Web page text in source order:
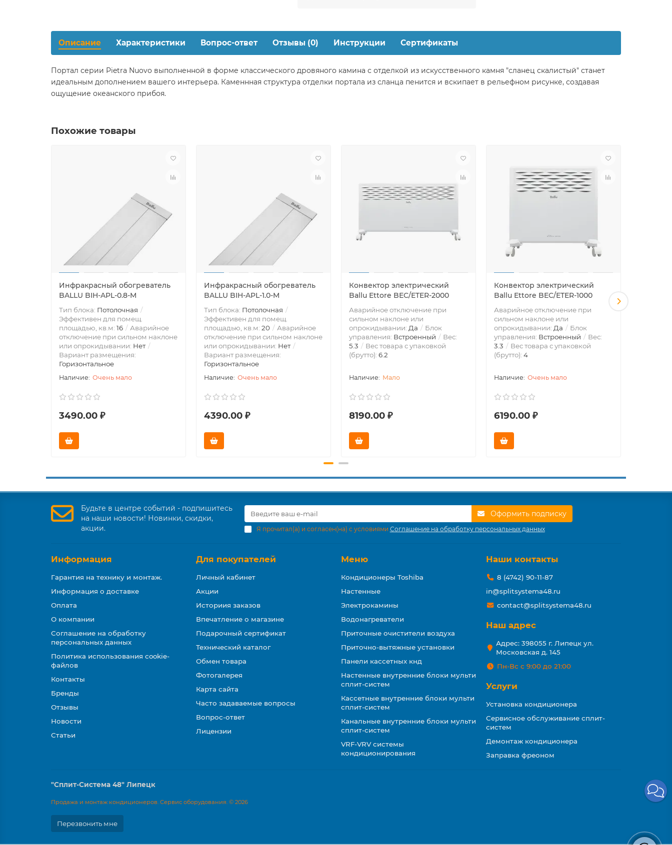
Описание Характеристики Вопрос-ответ Отзывы (0) Инструкции Сертификаты
Портал серии Pietra Nuovo выполненной в форме классического дровяного камина с отделкой из искусственного камня "сланец скалистый" станет
идеальным дополнением вашего интерьера. Каменнная структура отделки портала из сланца пенится и вскипает в рельефном рисунке, создавая
ощущение океанского прибоя.
Похожие товары
Инфракрасный обогреватель
BALLU BIH-APL-0.8-M
Тип блока: Потолочная
Эффективен для помещ.
площадью, кв.м: 16
Аварийное
отключение при сильном наклоне
или опрокидывании: Нет
Вариант размещения:
Горизонтальное
Очень мало
3490.00 ₽
Инфракрасный обогреватель
BALLU BIH-APL-1.0-M
Тип блока: Потолочная
Эффективен для помещ.
площадью, кв.м: 20
Аварийное
отключение при сильном наклоне
или опрокидывании: Нет
Вариант размещения:
Горизонтальное
Очень мало
4390.00 ₽
Конвектор электрический
Ballu Ettore BEC/ETER-2000
Аварийное отключение при
сильном наклоне или
опрокидывании: Да
Блок
управления: Встроенный
Вес:
5.3
Вес товара с упаковкой
(брутто): 6.2
Мало
8190.00 ₽
Конвектор электрический
Ballu Ettore BEC/ETER-1000
Аварийное отключение при
сильном наклоне или
опрокидывании: Да
Блок
управления: Встроенный
Вес:
3.3
Вес товара с упаковкой
(брутто): 4
Очень мало
6190.00 ₽
Будьте в центре событий - подпишитесь
на наши новости! Новинки, скидки,
акции.
Оформить подписку
Я прочитал(а) и согласен(на) с условиями Соглашение на обработку персональных данных
Информация
Гарантия на технику и монтаж.
Информация о доставке
Оплата
О компании
Соглашение на обработку
персональных данных
Политика использования cookie-
файлов
Контакты
Бренды
Отзывы
Новости
Статьи
Для покупателей
Личный кабинет
Акции
Историия заказов
Впечатление о магазине
Подарочный сертификат
Технический каталог
Обмен товара
Фотогалерея
Карта сайта
Часто задаваемые вопросы
Вопрос-ответ
Лицензии
Меню
Кондиционеры Toshiba
Настенные
Электрокамины
Водонагреватели
Приточные очистители воздуха
Приточно-вытяжные установки
Панели кассетных кнд
Настенные внутренние блоки мульти
сплит-систем
Кассетные внутренние блоки мульти
сплит-систем
Канальные внутренние блоки мульти
сплит-систем
VRF-VRV системы
кондиционирования
Наши контакты
8 (4742) 90-11-87
in@splitsystema48.ru
contact@splitsystema48.ru
Наш адрес
Адрес: 398055 г. Липецк ул.
Московская д. 145
Пн-Вс с 9:00 до 21:00
Услуги
Установка кондиционера
Сервисное обслуживание сплит-
систем
Демонтаж кондиционера
Заправка фреоном
"Сплит-Система 48" Липецк
Продажа и монтаж кондиционеров. Сервис оборудования. © 2026
Перезвонить мне